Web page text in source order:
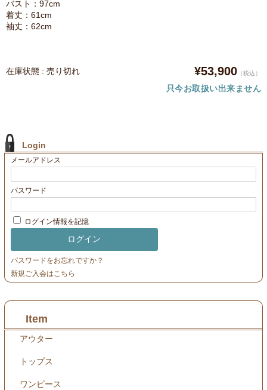
バスト：97cm
着丈：61cm
袖丈：62cm
在庫状態 : 売り切れ ¥53,900 （税込）
只今お取扱い出来ません
Login
メールアドレス
パスワード
ログイン情報を記憶
パスワードをお忘れですか？
新規ご入会はこちら
Item
アウター
トップス
ワンピース